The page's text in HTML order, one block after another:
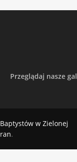
Przeglądaj nasze
w Zielonej
.